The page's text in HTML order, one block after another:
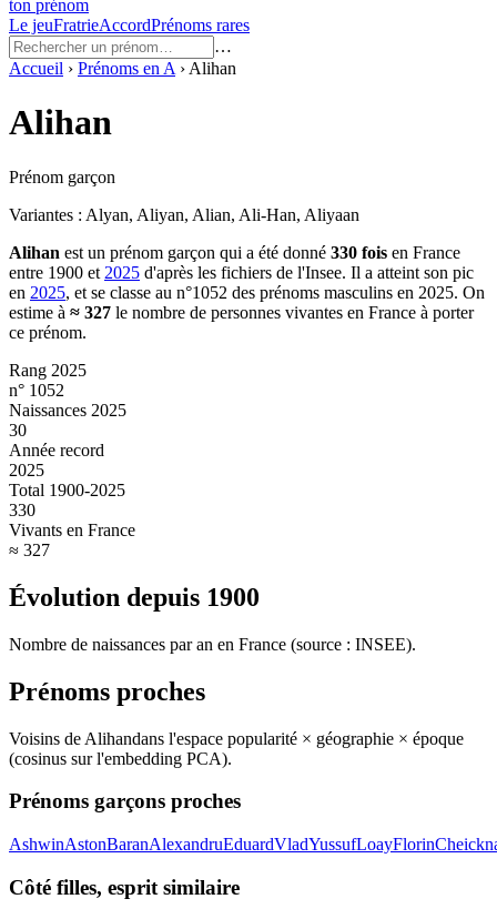
ton prénom
Le jeuFratrieAccordPrénoms rares
…
Accueil › Prénoms en A › Alihan
Alihan
Prénom garçon
Variantes : Alyan, Aliyan, Alian, Ali-Han, Aliyaan
Alihan est un prénom garçon qui a été donné 330 fois en France
entre 1900 et 2025 d'après les fichiers de l'Insee. Il a atteint son pic
en 2025, et se classe au n°1052 des prénoms masculins en 2025. On
estime à ≈ 327 le nombre de personnes vivantes en France à porter
ce prénom.
Rang 2025
n° 1052
Naissances 2025
30
Année record
2025
Total 1900-2025
330
Vivants en France
≈ 327
Évolution depuis 1900
Nombre de naissances par an en France (source : INSEE).
Prénoms proches
Voisins de Alihandans l'espace popularité × géographie × époque
(cosinus sur l'embedding PCA).
Prénoms garçons proches
AshwinAstonBaranAlexandruEduardVladYussufLoayFlorin
Côté filles, esprit similaire